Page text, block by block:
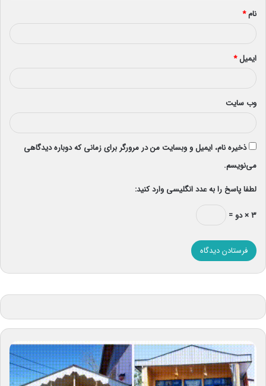
نام*
ایمیل*
وب‌ سایت
ذخیره نام، ایمیل و وبسایت من در مرورگر برای زمانی که دوباره دیدگاهی
می‌نویسم.
لطفا پاسخ را به عدد انگلیسی وارد کنید:
۳ × دو =